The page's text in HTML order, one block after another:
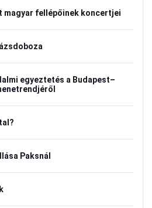
magyar fellépőinek koncertjei
egyeztetés a Budapest–
Paksnál